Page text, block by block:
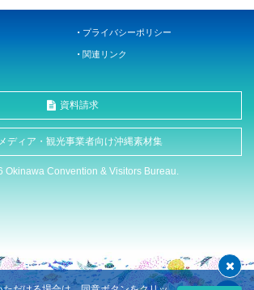
プライバシーポリシー
関連リンク
資料請求
メディア・観光事業者向け沖縄素材集
Okinawa Convention & Visitors Bureau.